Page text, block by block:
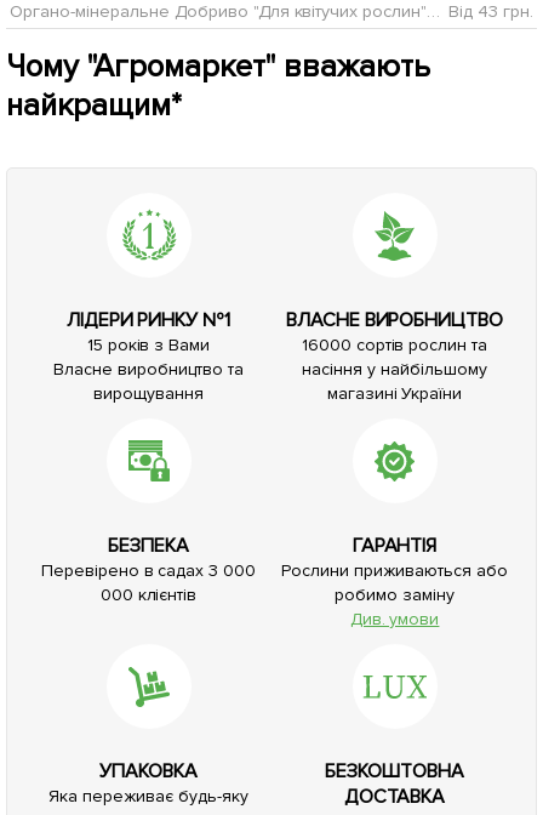
Органо-мінеральне Добриво "Для квітучих рослин" ТМ "Чарівна суміш" 500мл Від 43 грн.
Чому "Агромаркет" вважають
найкращим*
ЛІДЕРИ РИНКУ №1
15 років з Вами
Власне виробництво та
вирощування
ВЛАСНЕ ВИРОБНИЦТВО
16000 сортів рослин та
насіння у найбільшому
магазині України
БЕЗПЕКА
Перевірено в садах 3 000
000 клієнтів
ГАРАНТІЯ
Рослини приживаються або
робимо заміну
Див. умови
УПАКОВКА
Яка переживає будь-яку
БЕЗКОШТОВНА
ДОСТАВКА